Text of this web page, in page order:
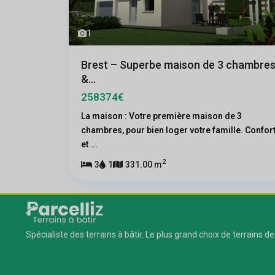
1
Brest – Superbe maison de 3 chambres
&...
258374€
La maison : Votre première maison de 3
chambres, pour bien loger votre famille. Confort
et ...
3 1 331.00 m2
Spécialiste des terrains à bâtir. Le plus grand choix de terrains